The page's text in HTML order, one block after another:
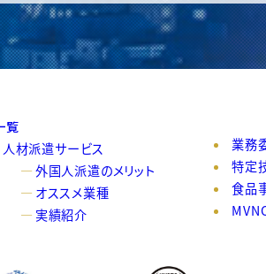
覧
人材派遣サービス
外国人派遣のメリット
オススメ業種
実績紹介
業務
特定
食品